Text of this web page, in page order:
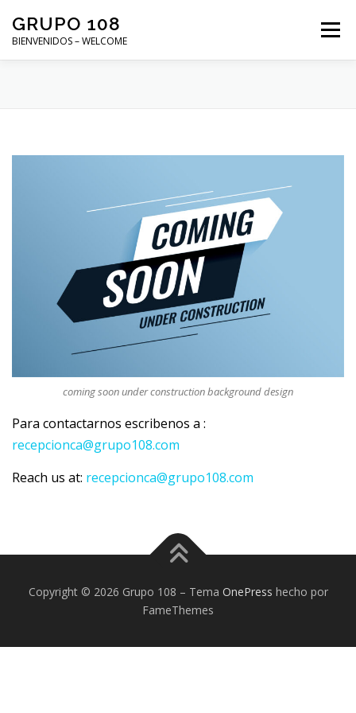
contenido
GRUPO 108
BIENVENIDOS – WELCOME
Menú
coming soon under construction background design
Para contactarnos escribenos a :
recepcionca@grupo108.com
Reach us at: recepcionca@grupo108.com
Copyright © 2026 Grupo 108 – Tema OnePress hecho por
FameThemes